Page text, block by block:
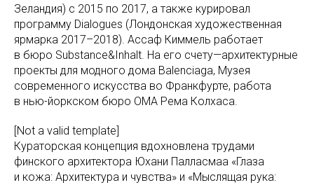
Зеландия) с 2015 по 2017, а также курировал
программу Dialogues (Лондонская художественная
ярмарка 2017–2018). Ассаф Киммель работает
в бюро Substance&Inhalt. На его счету—архитектурные
проекты для модного дома Balenciaga, Музея
современного искусства во Франкфурте, работа
в нью-йоркском бюро OMA Рема Колхаса.
[Not a valid template]
Кураторская концепция вдохновлена трудами
финского архитектора Юхани Палласмаа «Глаза
и кожа: Архитектура и чувства» и «Мыслящая рука: